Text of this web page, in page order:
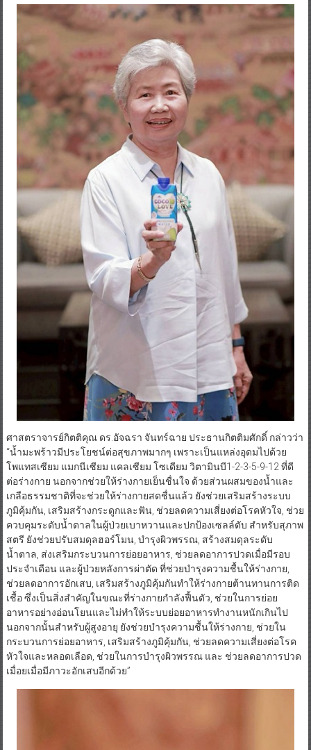
ศาสตราจารย์กิตติคุณ ดร.อัจฉรา จันทร์ฉาย ประธานกิตติมศักดิ์ กล่าวว่า
“น้ำมะพร้าวมีประโยชน์ต่อสุขภาพมากๆ เพราะเป็นแหล่งอุดมไปด้วย
โพแทสเซียม แมกนีเซียม แคลเซียม โซเดียม วิตามินบี1-2-3-5-9-12 ที่ดี
ต่อร่างกาย นอกจากช่วยให้ร่างกายเย็นชื่นใจ ด้วยส่วนผสมของน้ำและ
เกลือธรรมชาติที่จะช่วยให้ร่างกายสดชื่นแล้ว ยังช่วยเสริมสร้างระบบ
ภูมิคุ้มกัน, เสริมสร้างกระดูกและฟัน, ช่วยลดความเสี่ยงต่อโรคหัวใจ, ช่วย
ควบคุมระดับน้ำตาลในผู้ป่วยเบาหวานและปกป้องเซลล์ตับ สำหรับสุภาพ
สตรี ยังช่วยปรับสมดุลฮอร์โมน, บำรุงผิวพรรณ, สร้างสมดุลระดับ
น้ำตาล, ส่งเสริมกระบวนการย่อยอาหาร, ช่วยลดอาการปวดเมื่อมีรอบ
ประจำเดือน และผู้ป่วยหลังการผ่าตัด ที่ช่วยบำรุงความชื้นให้ร่างกาย,
ช่วยลดอาการอักเสบ, เสริมสร้างภูมิคุ้มกันทำให้ร่างกายต้านทานการติด
เชื้อ ซึ่งเป็นสิ่งสำคัญในขณะที่ร่างกายกำลังฟื้นตัว, ช่วยในการย่อย
อาหารอย่างอ่อนโยนและไม่ทำให้ระบบย่อยอาหารทำงานหนักเกินไป
นอกจากนั้นสำหรับผู้สูงอายุ ยังช่วยบำรุงความชื้นให้ร่างกาย, ช่วยใน
กระบวนการย่อยอาหาร, เสริมสร้างภูมิคุ้มกัน, ช่วยลดความเสี่ยงต่อโรค
หัวใจและหลอดเลือด, ช่วยในการบำรุงผิวพรรณ และ ช่วยลดอาการปวด
เมื่อยเมื่อมีภาวะอักเสบอีกด้วย”